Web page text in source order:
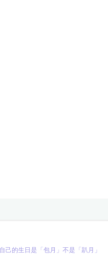
己的生日是「包月」不是「趴月」